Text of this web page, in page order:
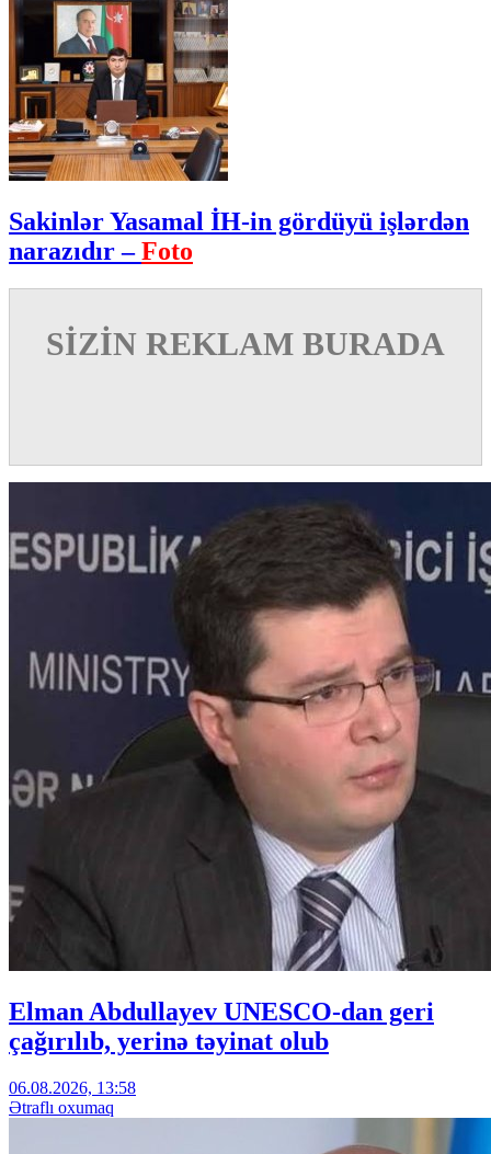
Sakinlər Yasamal İH-in gördüyü işlərdən
narazıdır –Foto
SİZİN REKLAM BURADA
Elman Abdullayev UNESCO-dan geri
çağırılıb, yerinə təyinat olub
06.08.2026, 13:58
Ətraflı oxumaq